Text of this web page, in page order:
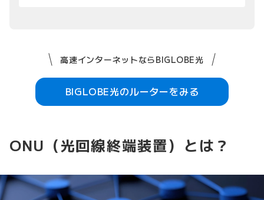
高速インターネットならBIGLOBE光
BIGLOBE光のルーターをみる
ONU（光回線終端装置）とは？